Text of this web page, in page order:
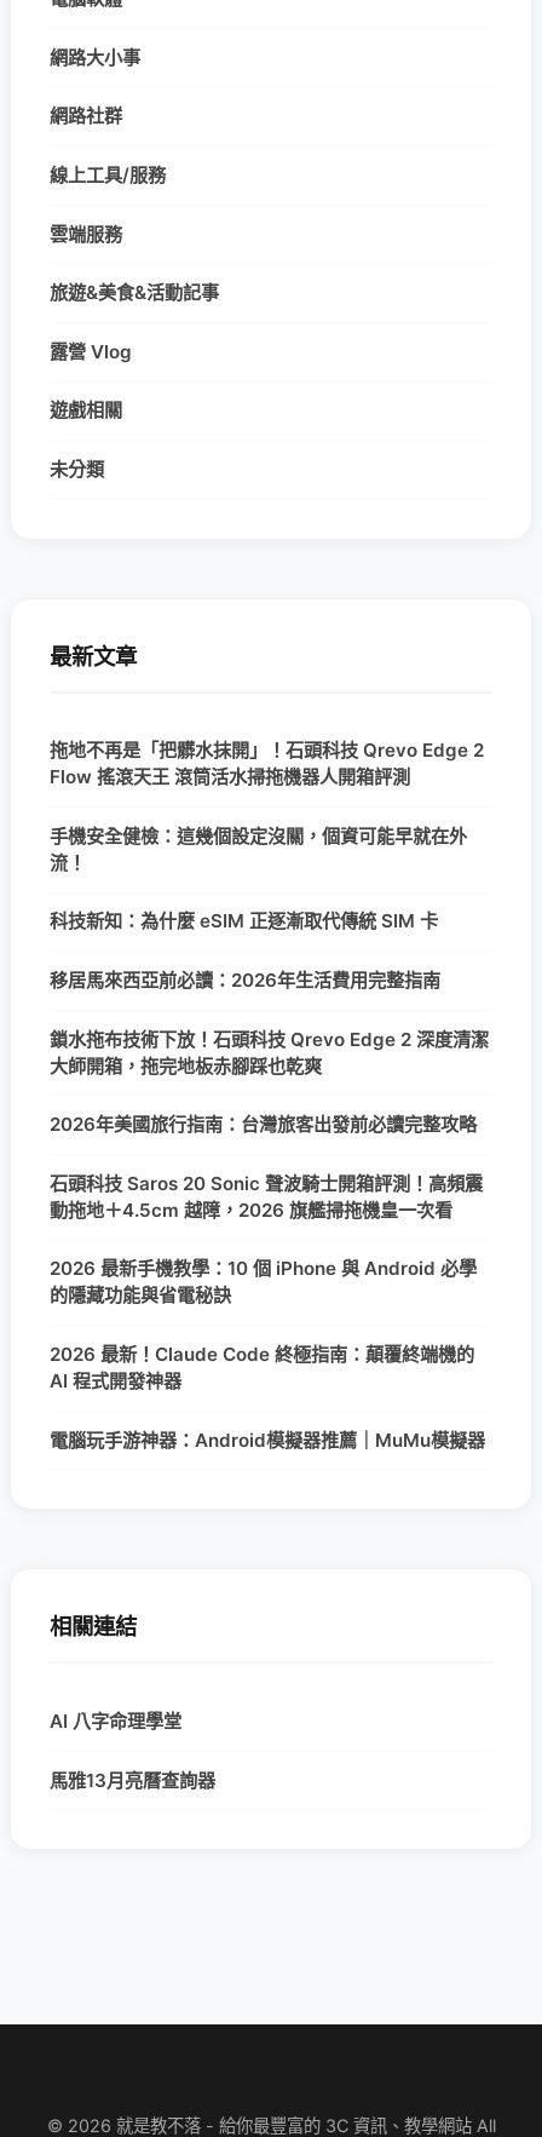
網路大小事
網路社群
線上工具/服務
雲端服務
旅遊&美食&活動記事
露營 Vlog
遊戲相關
未分類
最新文章
拖地不再是「把髒水抹開」！石頭科技 Qrevo Edge 2
Flow 搖滾天王 滾筒活水掃拖機器人開箱評測
手機安全健檢：這幾個設定沒關，個資可能早就在外
流！
科技新知：為什麼 eSIM 正逐漸取代傳統 SIM 卡
移居馬來西亞前必讀：2026年生活費用完整指南
鎖水拖布技術下放！石頭科技 Qrevo Edge 2 深度清潔
大師開箱，拖完地板赤腳踩也乾爽
2026年美國旅行指南：台灣旅客出發前必讀完整攻略
石頭科技 Saros 20 Sonic 聲波騎士開箱評測！高頻震
動拖地＋4.5cm 越障，2026 旗艦掃拖機皇一次看
2026 最新手機教學：10 個 iPhone 與 Android 必學
的隱藏功能與省電秘訣
2026 最新！Claude Code 終極指南：顛覆終端機的
AI 程式開發神器
電腦玩手游神器：Android模擬器推薦｜MuMu模擬器
相關連結
AI 八字命理學堂
馬雅13月亮曆查詢器
© 2026 就是教不落 - 給你最豐富的 3C 資訊、教學網站 All